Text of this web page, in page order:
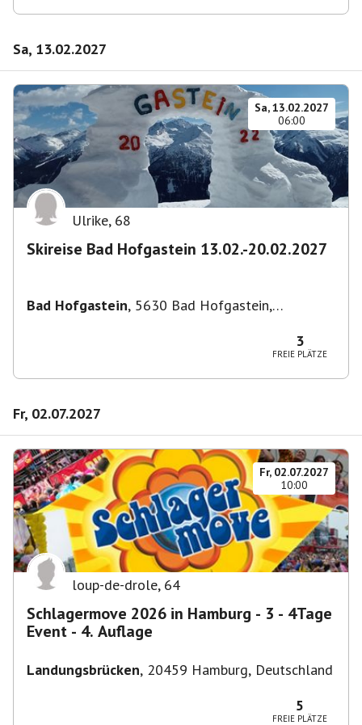
Sa, 13.02.2027
Sa, 13.02.2027
06:00
Ulrike, 68
Skireise Bad Hofgastein 13.02.-20.02.2027
Bad Hofgastein, 5630 Bad Hofgastein,
3
FREIE PLÄTZE
Fr, 02.07.2027
Fr, 02.07.2027
10:00
loup-de-drole, 64
Schlagermove 2026 in Hamburg - 3 - 4Tage
Event - 4. Auflage
Landungsbrücken, 20459 Hamburg, Deutschland
5
FREIE PLÄTZE